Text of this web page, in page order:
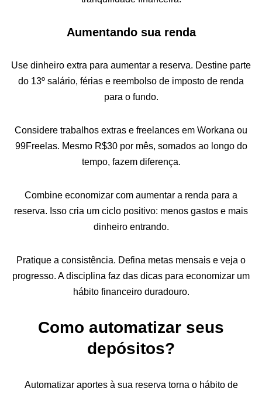
Aumentando sua renda
Use dinheiro extra para aumentar a reserva. Destine parte
do 13º salário, férias e reembolso de imposto de renda
para o fundo.
Considere trabalhos extras e freelances em Workana ou
99Freelas. Mesmo R$30 por mês, somados ao longo do
tempo, fazem diferença.
Combine economizar com aumentar a renda para a
reserva. Isso cria um ciclo positivo: menos gastos e mais
dinheiro entrando.
Pratique a consistência. Defina metas mensais e veja o
progresso. A disciplina faz das dicas para economizar um
hábito financeiro duradouro.
Como automatizar seus
depósitos?
Automatizar aportes à sua reserva torna o hábito de